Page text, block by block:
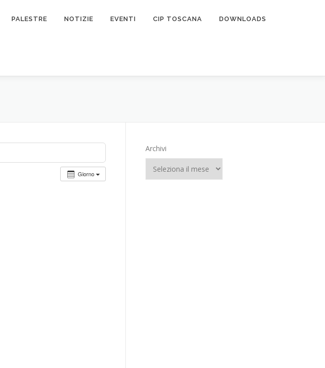
PALESTRE NOTIZIE EVENTI CIP TOSCANA DOWNLOADS
Giorno
Archivi